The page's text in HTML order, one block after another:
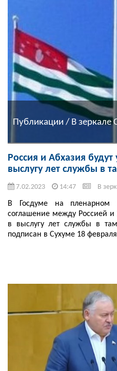
Публикации / В зеркале
Россия и Абхазия
выслугу лет службы в
7.02.2023 14:47 В
В Госдуме на пленарном
соглашение между Россией
в выслугу лет службы в
подписан в Сухуме 18